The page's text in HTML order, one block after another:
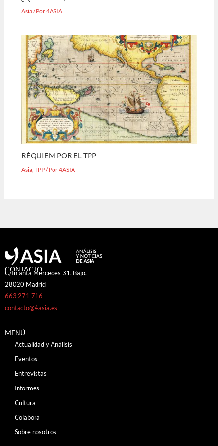
Asia/ Por4ASIA
RÉQUIEM POR EL TPP
Asia,TPP/ Por4ASIA
CONTACTO
C/Infanta Mercedes 31, Bajo.
28020 Madrid
663 271 716
contacto@4asia.es
MENÚ
Actualidad y Análisis
Eventos
Entrevistas
Informes
Cultura
Colabora
Sobre nosotros